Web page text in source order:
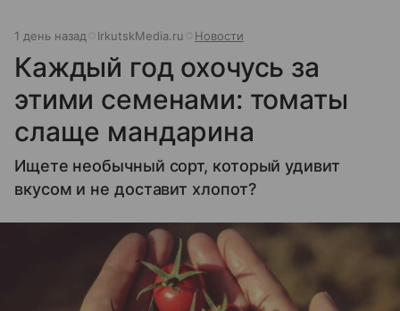
1 день назад IrkutskMedia.ru Новости
Каждый год охочусь за
этими семенами: томаты
слаще мандарина
Ищете необычный сорт, который удивит
вкусом и не доставит хлопот?